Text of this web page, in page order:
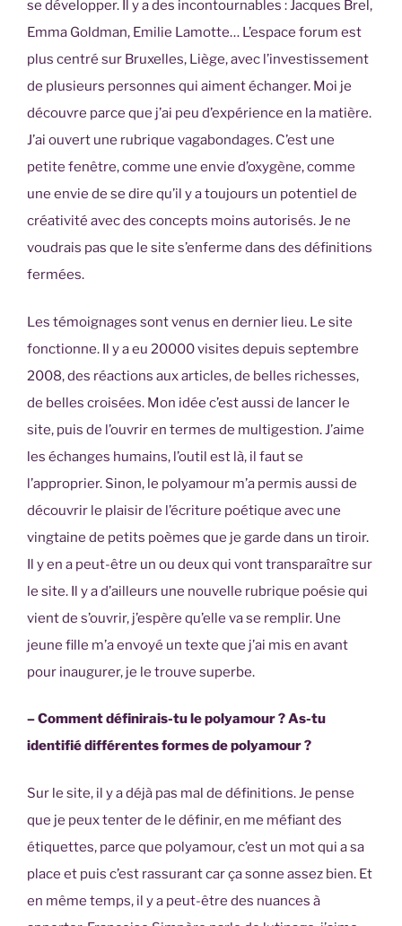
se développer. Il y a des incontournables : Jacques Brel,
Emma Goldman, Emilie Lamotte… L’espace forum est
plus centré sur Bruxelles, Liège, avec l’investissement
de plusieurs personnes qui aiment échanger. Moi je
découvre parce que j’ai peu d’expérience en la matière.
J’ai ouvert une rubrique vagabondages. C’est une
petite fenêtre, comme une envie d’oxygène, comme
une envie de se dire qu’il y a toujours un potentiel de
créativité avec des concepts moins autorisés. Je ne
voudrais pas que le site s’enferme dans des définitions
fermées.
Les témoignages sont venus en dernier lieu. Le site
fonctionne. Il y a eu 20000 visites depuis septembre
2008, des réactions aux articles, de belles richesses,
de belles croisées. Mon idée c’est aussi de lancer le
site, puis de l’ouvrir en termes de multigestion. J’aime
les échanges humains, l’outil est là, il faut se
l’approprier. Sinon, le polyamour m’a permis aussi de
découvrir le plaisir de l’écriture poétique avec une
vingtaine de petits poèmes que je garde dans un tiroir.
Il y en a peut-être un ou deux qui vont transparaître sur
le site. Il y a d’ailleurs une nouvelle rubrique poésie qui
vient de s’ouvrir, j’espère qu’elle va se remplir. Une
jeune fille m’a envoyé un texte que j’ai mis en avant
pour inaugurer, je le trouve superbe.
– Comment définirais-tu le polyamour ? As-tu
identifié différentes formes de polyamour ?
Sur le site, il y a déjà pas mal de définitions. Je pense
que je peux tenter de le définir, en me méfiant des
étiquettes, parce que polyamour, c’est un mot qui a sa
place et puis c’est rassurant car ça sonne assez bien. Et
en même temps, il y a peut-être des nuances à